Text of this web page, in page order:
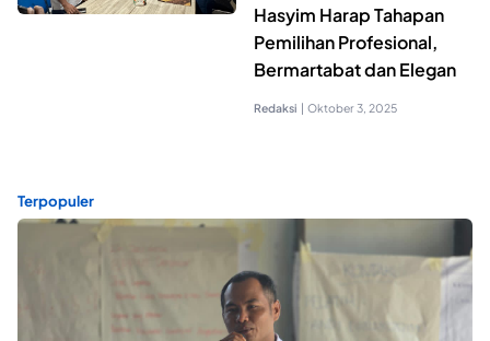
Hasyim Harap Tahapan
Pemilihan Profesional,
Bermartabat dan Elegan
Redaksi | Oktober 3, 2025
Terpopuler